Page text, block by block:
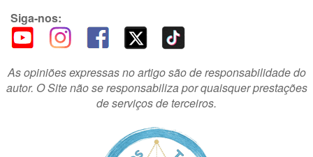
Siga-nos:
As opiniões expressas no artigo são de responsabilidade do
autor. O Site não se responsabiliza por quaisquer prestações
de serviços de terceiros.